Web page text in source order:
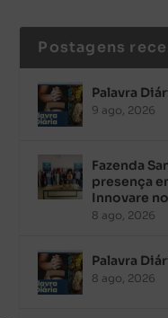
Postagens
Palavra
9 ago, 2026
Fazenda
presença
Innovare
8 ago, 2026
Palavra
8 ago, 2026